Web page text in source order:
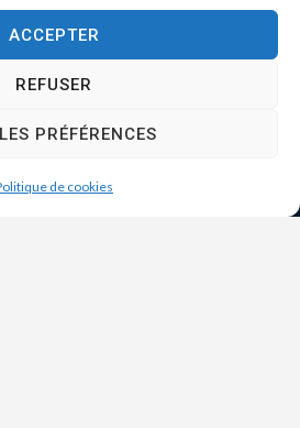
ACCEPTER
REFUSER
PRÉFÉRENCES
de cookies